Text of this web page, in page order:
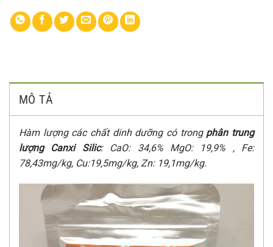
MÔ TẢ
Hàm lượng các chất dinh dưỡng có trong phân trung
lượng Canxi Silic: CaO: 34,6% MgO: 19,9% , Fe:
78,43mg/kg, Cu:19,5mg/kg, Zn: 19,1mg/kg.